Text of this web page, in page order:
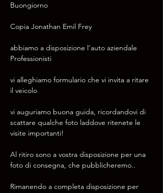
Buongiorno
Copia Jonathan Emil Frey
abbiamo a disposizione l'auto aziendale
Professionisti
vi alleghiamo formulario che vi invita a ritare
il veicolo
vi auguriamo buona guida, ricordandovi di
scattare qualche foto laddove ritenete le
visite importanti!
Al ritiro sono a vostra disposizione per una
foto di consegna, che pubblicheremo..
Rimanendo a completa disposizione per